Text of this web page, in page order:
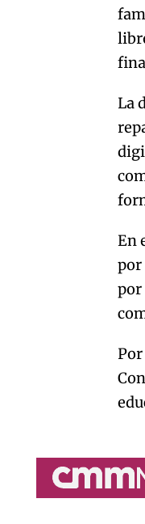
La
En
por
por